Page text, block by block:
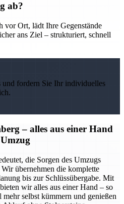
ab?
vor Ort, lädt Ihre Gegenstände
ans Ziel – strukturiert, schnell
und fordern Sie Ihr individuelles
– alles aus einer Hand
die Sorgen des Umzugs
übernehmen die komplette
bis zur Schlüssübergabe. Mit
wir alles aus einer Hand – so
selbst kümmern und genießen